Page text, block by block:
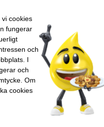
Denna patron produceras av
cookies
fungerar
och
I
och
Om
cookies